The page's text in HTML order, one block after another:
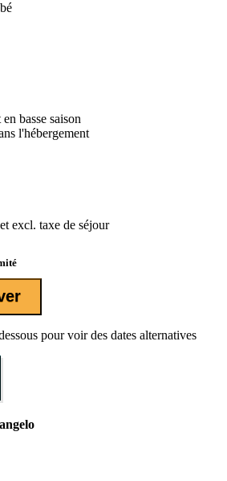
basse saison
l'hébergement
et excl. taxe de séjour
pour voir des dates alternatives